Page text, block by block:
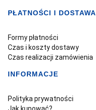
PŁATNOŚCI I DOSTAWA
Formy płatności
Czas i koszty dostawy
Czas realizacji zamówienia
INFORMACJE
Polityka prywatności